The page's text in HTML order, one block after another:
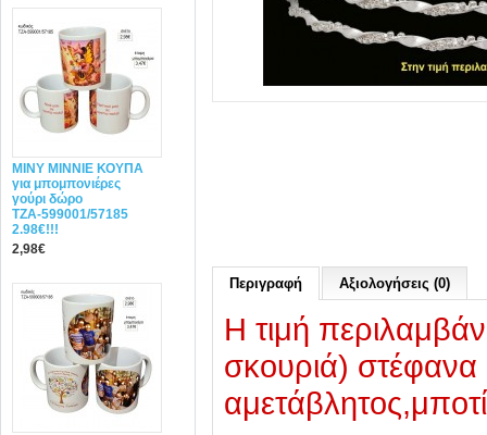
MINY ΜΙΝΝΙΕ ΚΟΥΠΑ
για μπομπονιέρες
γούρι δώρο
ΤΖΑ-599001/57185
2.98€!!!
2,98€
Περιγραφή Αξιολογήσεις (0)
Η τιμή
σκουριά) στέφανα